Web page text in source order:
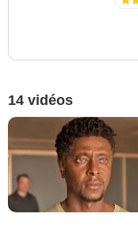
14 vidéos